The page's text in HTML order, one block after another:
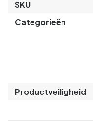
SKU
Categorieën
Productveiligheid